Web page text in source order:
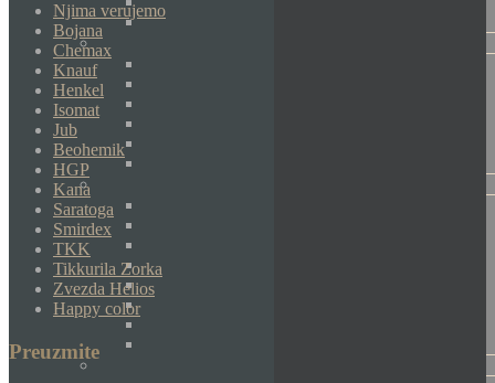
Njima verujemo
Bojana
Chemax
Knauf
Henkel
Isomat
Jub
Beohemik
HGP
Kana
Saratoga
Smirdex
TKK
Tikkurila Zorka
Zvezda Helios
Happy color
Preuzmite